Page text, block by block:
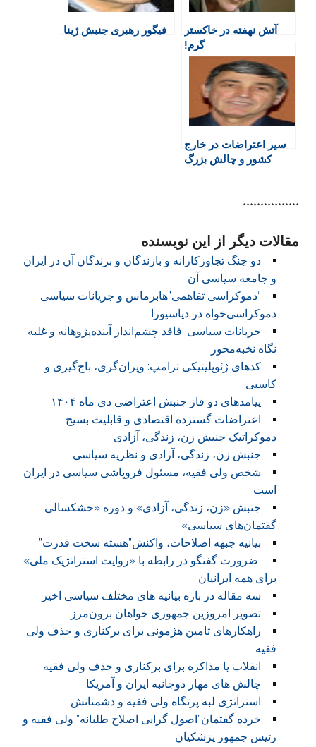
n
e
n
آتش نهفته در خاکستر
گرم!
فیگور رهبری جنبش ژینا
سیر اعتراضات در خارج
کشور و چالش بزرگ
****************
مقالات دیگر از این نویسنده
دو جنگ تجاوزکارانه و بازندگان و برندگان آن در ایران
و جامعه سیاسی آن
“دموکراسی تفاهمی”هابرماس و جریانات سیاسی
دموکراسی‌خواه در دیاسپورا
جریانات سیاسی: فاقد چشم‌انداز آینده‌پژوهانه و غلبه
نگاه نخبه‌محور
کدهای ژئوپلیتیکی ترامپ: ویران‌گری، باج‌گیری و
کاسبی
پیامدهای دو فاز جنبش اعتراضی دی ماه ۱۴۰۴
اعتراضات گسترده اقتصادی و قابلیت بسیج
دموکراتیک جنبش زن، زندگی، آزادی
جنبش زن، زندگی، آزادی و نظریه سیاسی
شخص ولی فقیه، مسئول فروپاشی سیاسی در ایران
است
جنبش «زن، زندگی، آزادی» و دوره «خشکسالی
گفتمان‌های سیاسی»
بیانیه جبهه اصلاحات، واکنش”هسته سخت قدرت”
ضرورت گفتگو در رابطه با «روایت استراتژیک ملی»
برای همه ایرانیان
سه مقاله در باره بیانیه های مختلف سیاسی اخیر
تصویر امروزین جمهوری خواهان برون‌مرز
راهکارهای تامین هژمونی برای برکناری و حذف ولی
فقیه
انقلاب یا مذاکره برای برکناری و حذف ولی فقیه
چالش های مهار دوجانبه ایران و آمریکا
استراتژی لبه پرتگاه ولی فقیه و دشمنانش
خرده گفتمان”اصول گرایی اصلاح طلبانه” ولی فقیه و
رئیس جمهور پزشکیان